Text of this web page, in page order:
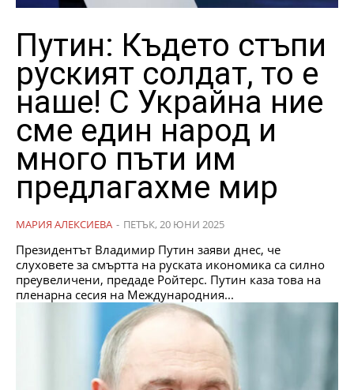
Путин: Където стъпи
руският солдат, то е
наше! С Украйна ние
сме един народ и
много пъти им
предлагахме мир
МАРИЯ АЛЕКСИЕВА - ПЕТЪК, 20 ЮНИ 2025
Президентът Владимир Путин заяви днес, че
слуховете за смъртта на руската икономика са силно
преувеличени, предаде Ройтерс. Путин каза това на
пленарна сесия на Международния...